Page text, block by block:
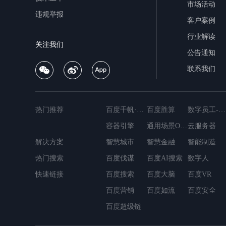
违规举报
市场活动
客户案例
行业解读
公告通知
联系我们
关注我们
热门推荐 百度千帆·大模型服务与Agent开发平台 百度胜算 数字员工-营销内容创作
容器引擎 通用场景OCR 云服务器
MapReduce
容器镜像服务
解决方案 智慧城市 智慧金融 智能制造
热门搜索 百度伐谋 百度AI搜索 数字人
快速链接 百度搜索 百度大脑 百度VR
百度营销 百度如流 百度安全
百度超级链